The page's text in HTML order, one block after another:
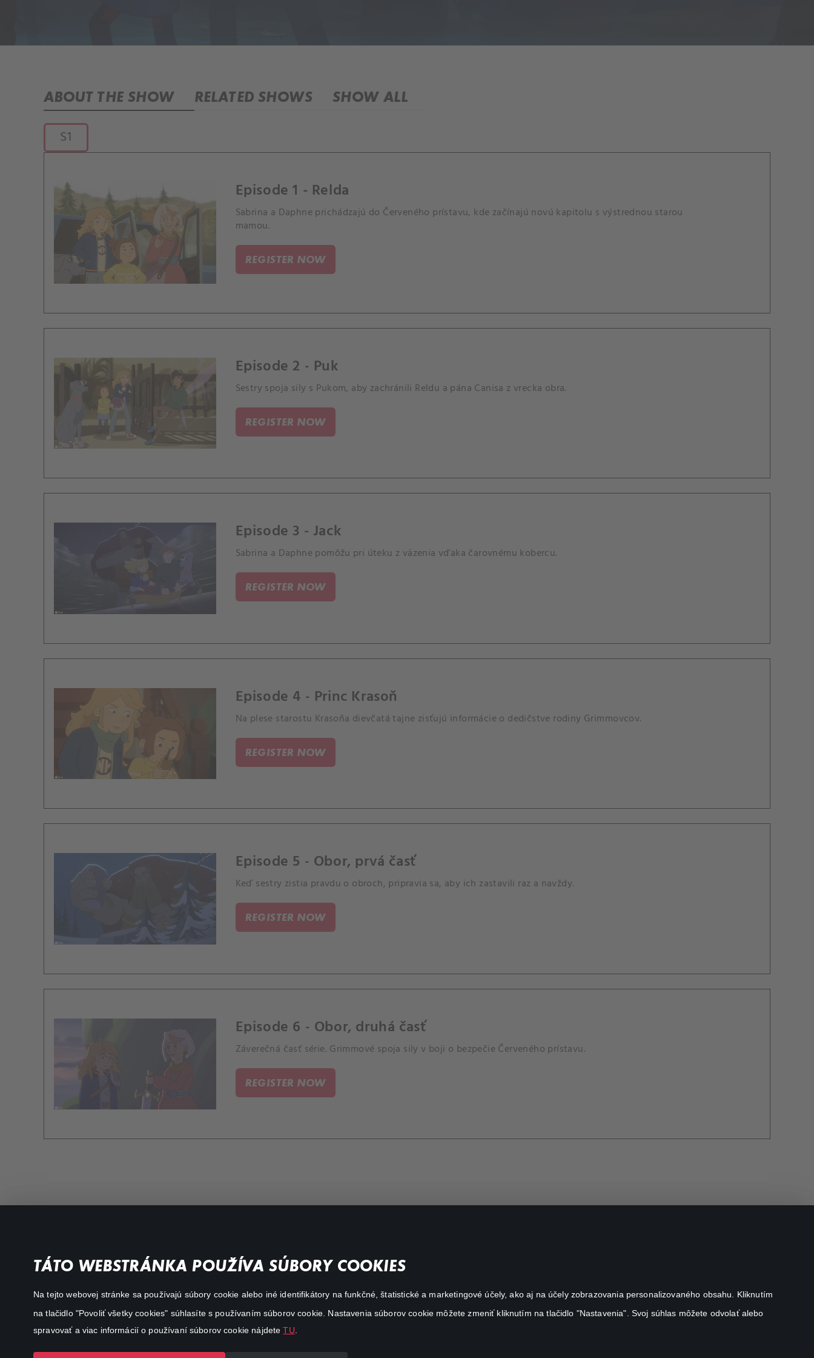
TÁTO WEBSTRÁNKA POUŽÍVA SÚBORY COOKIES
Na tejto webovej stránke sa používajú súbory cookie alebo iné identifikátory na funkčné, štatistické a marketingové účely, ako aj na účely zobrazovania personalizovaného obsahu. Kliknutím
na tlačidlo "Povoliť všetky cookies" súhlasíte s používaním súborov cookie. Nastavenia súborov cookie môžete zmeniť kliknutím na tlačidlo "Nastavenia". Svoj súhlas môžete odvolať alebo
spravovať a viac informácií o používaní súborov cookie nájdeteTU
ABOUT THE SHOW RELATED SHOWS SHOW ALL
S1
Episode 1 - Relda
Sabrina a Daphne prichádzajú do Červeného prístavu, kde začínajú novú kapitolu s výstrednou starou
mamou.
REGISTER NOW
Episode 2 - Puk
Sestry spoja sily s Pukom, aby zachránili Reldu a pána Canisa z vrecka obra.
REGISTER NOW
Episode 3 - Jack
Sabrina a Daphne pomôžu pri úteku z väzenia vďaka čarovnému kobercu.
REGISTER NOW
Episode 4 - Princ Krasoň
Na plese starostu Krasoňa dievčatá tajne zisťujú informácie o dedičstve rodiny Grimmovcov.
REGISTER NOW
Episode 5 - Obor, prvá časť
Keď sestry zistia pravdu o obroch, pripravia sa, aby ich zastavili raz a navždy.
REGISTER NOW
Episode 6 - Obor, druhá časť
Záverečná časť série. Grimmové spoja sily v boji o bezpečie Červeného prístavu.
REGISTER NOW
Comedy
Documentaries
Important links